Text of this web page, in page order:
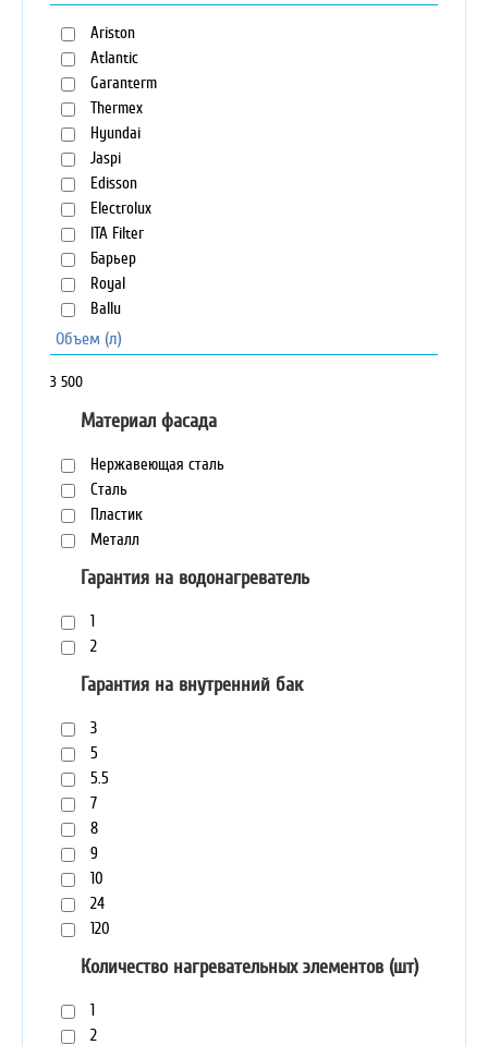
Ariston
Atlantic
Garanterm
Thermex
Hyundai
Jaspi
Edisson
Electrolux
ITA Filter
Барьер
Royal
Ballu
Объем (л)
3 500
Материал фасада
Нержавеющая сталь
Сталь
Пластик
Металл
Гарантия на водонагреватель
1
2
Гарантия на внутренний бак
3
5
5.5
7
8
9
10
24
120
Количество нагревательных элементов (шт)
1
2